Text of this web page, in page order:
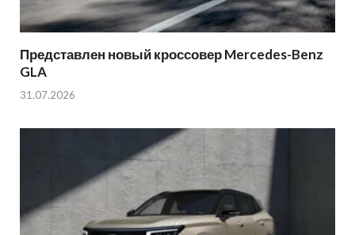
Представлен новый кроссовер Mercedes-Benz
GLA
31.07.2026